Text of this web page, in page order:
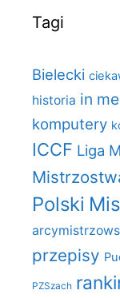
Tagi
Bielecki
historia in
komputery
ICCF Liga
Polski
przepisy
PZSzach